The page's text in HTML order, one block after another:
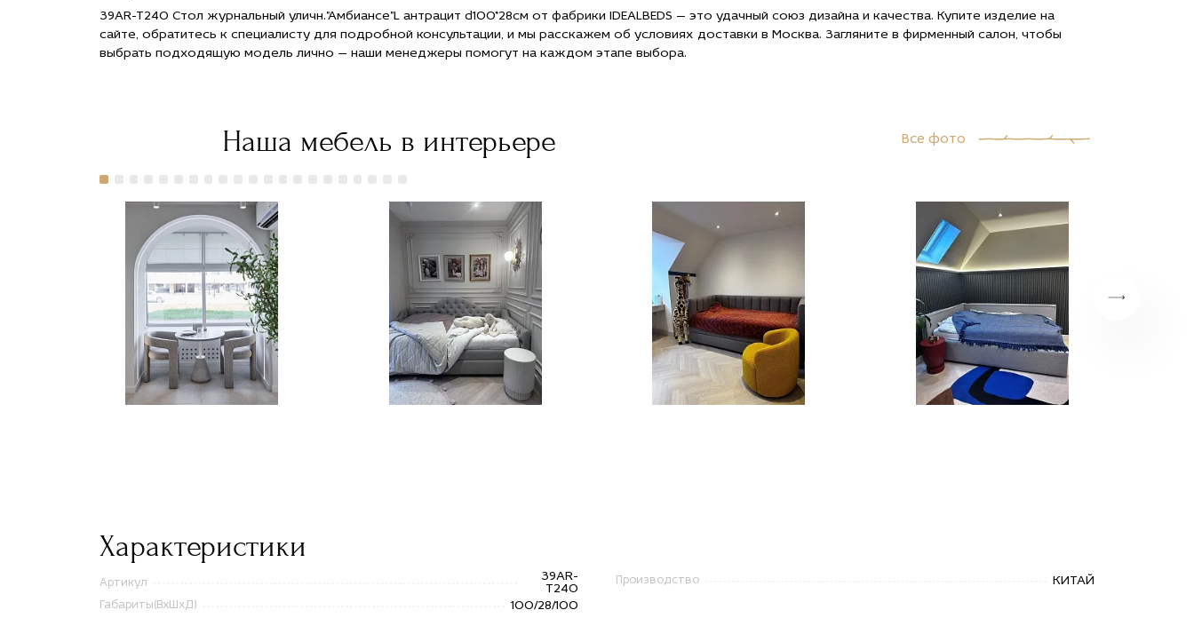
39AR-T240 Стол журнальный уличн."Амбиансе"L антрацит d100*28см от фабрики IDEALBEDS — это удачный союз дизайна и качества. Купите изделие на
сайте, обратитесь к специалисту для подробной консультации, и мы расскажем об условиях доставки в Москва. Загляните в фирменный салон, чтобы
выбрать подходящую модель лично — наши менеджеры помогут на каждом этапе выбора.
Наша мебель в интерьере Все фото
Характеристики
Артикул
39AR-
T240
Габариты(ВxШxД) 100/28/100
Производство КИТАЙ